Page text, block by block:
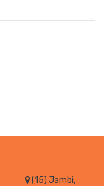
(15) Jambi,